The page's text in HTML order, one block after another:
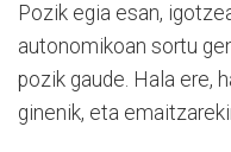
Pozik egia esan,
autonomikoan sortu
pozik gaude. Hala ere,
ginenik, eta